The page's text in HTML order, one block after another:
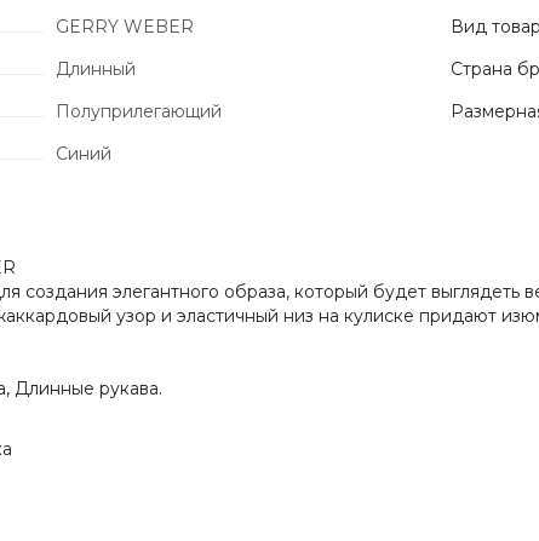
GERRY WEBER
Длинный
Полуприлегающий
Синий
Вид
Страна
создания элегантного образа, который будет
узор и эластичный низ на кулиске придают
Длинные рукава.